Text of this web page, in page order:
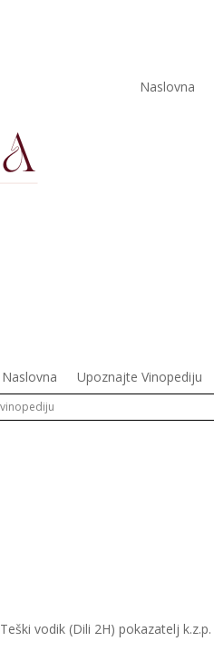
Naslovna
Naslovna Upoznajte Vinopediju
Teški vodik (Dili 2H) pokazatelj k.z.p.